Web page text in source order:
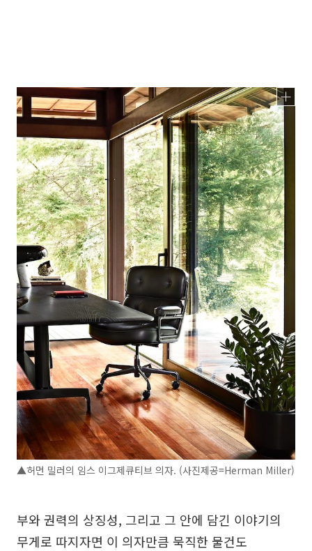
▲허먼 밀러의 임스 이그제큐티브 의자. (사진제공=Herman Miller)
부와 권력의 상징성, 그리고 그 안에 담긴 이야기의
무게로 따지자면 이 의자만큼 묵직한 물건도